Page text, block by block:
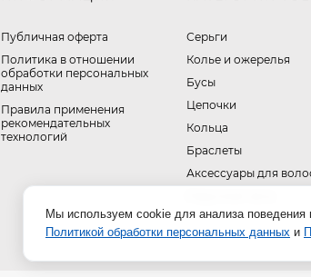
Публичная оферта
​Политика в отношении
обработки персональных
данных
Правила применения
рекомендательных
технологий
Серьги
Колье и ожерелья
Бусы
Цепочки
Кольца
Браслеты
Аксессуары для
Мы используем cookie для анализа поведения
Политикой обработки персональных данных и